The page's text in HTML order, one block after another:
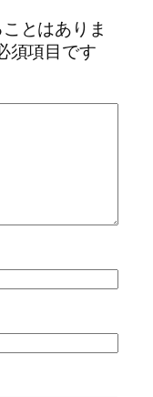
とはありま
須項目です